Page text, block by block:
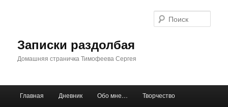
Записки раздолбая
Домашняя страничка Тимофеева Сергея
Главная Дневник Обо мне… Творчество